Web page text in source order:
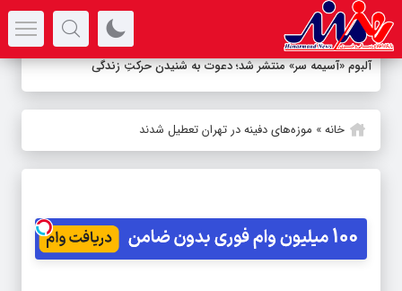
آلبوم «آسیمه سر» منتشر شد؛ دعوت به شنیدن حرکتِ زندگی
خانه» موزه‌های دفینه در تهران تعطیل شدند